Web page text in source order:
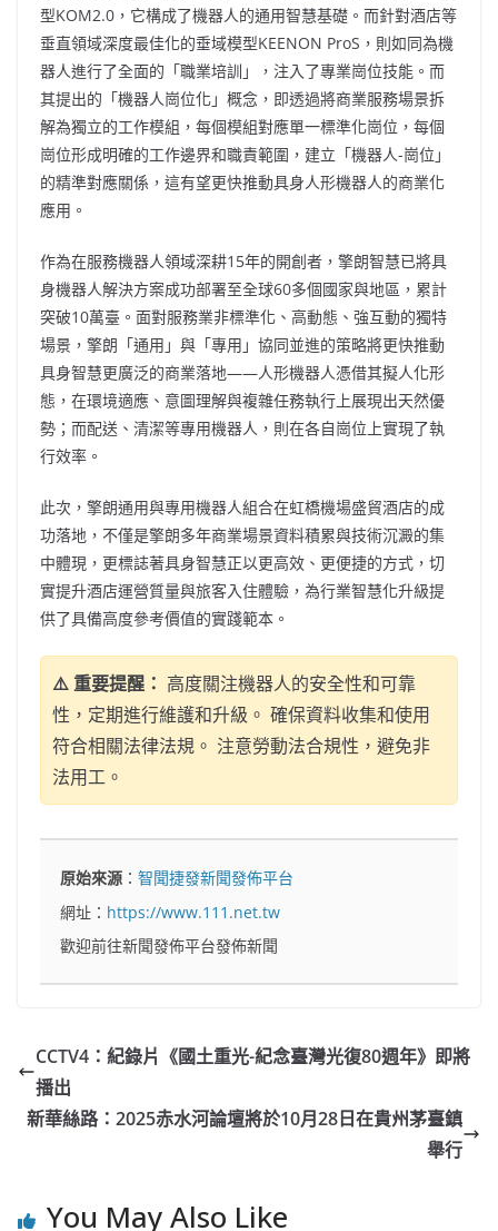
型KOM2.0，它構成了機器人的通用智慧基礎。而針對酒店等
垂直領域深度最佳化的垂域模型KEENON ProS，則如同為機
器人進行了全面的「職業培訓」，注入了專業崗位技能。而
其提出的「機器人崗位化」概念，即透過將商業服務場景拆
解為獨立的工作模組，每個模組對應單一標準化崗位，每個
崗位形成明確的工作邊界和職責範圍，建立「機器人-崗位」
的精準對應關係，這有望更快推動具身人形機器人的商業化
應用。
作為在服務機器人領域深耕15年的開創者，擎朗智慧已將具
身機器人解決方案成功部署至全球60多個國家與地區，累計
突破10萬臺。面對服務業非標準化、高動態、強互動的獨特
場景，擎朗「通用」與「專用」協同並進的策略將更快推動
具身智慧更廣泛的商業落地——人形機器人憑借其擬人化形
態，在環境適應、意圖理解與複雜任務執行上展現出天然優
勢；而配送、清潔等專用機器人，則在各自崗位上實現了執
行效率。
此次，擎朗通用與專用機器人組合在虹橋機場盛貿酒店的成
功落地，不僅是擎朗多年商業場景資料積累與技術沉澱的集
中體現，更標誌著具身智慧正以更高效、更便捷的方式，切
實提升酒店運營質量與旅客入住體驗，為行業智慧化升級提
供了具備高度參考價值的實踐範本。
⚠️ 重要提醒： 高度關注機器人的安全性和可靠
性，定期進行維護和升級。 確保資料收集和使用
符合相關法律法規。 注意勞動法合規性，避免非
法用工。
原始來源 ：智聞捷發新聞發佈平台
網址： https://www.111.net.tw
歡迎前往新聞發佈平台發佈新聞
CCTV4：紀錄片《國土重光-紀念臺灣光復80週年》即將
播出
新華絲路：2025赤水河論壇將於10月28日在貴州茅臺鎮
舉行
You May Also Like